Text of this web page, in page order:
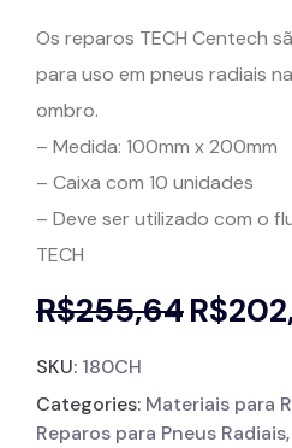
Os reparos TECH Centech
para uso em pneus radiais
ombro.
– Medida: 100mm x 200mm
– Caixa com 10 unidades
– Deve ser utilizado com o
TECH
R$255,64R$
SKU: 180CH
Categories: Materiais para
Reparos para Pneus Radiais,